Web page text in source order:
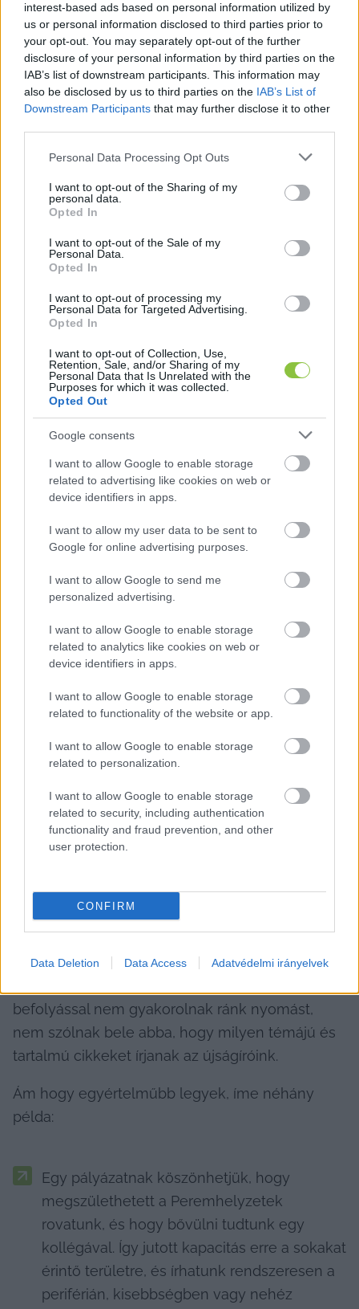
interest-based ads based on personal information utilized by
us or personal information disclosed to third parties prior to
your opt-out. You may separately opt-out of the further
disclosure of your personal information by third parties on the
IAB’s list of downstream participants. This information may
also be disclosed by us to third parties on the IAB’s List of
Downstream Participants that may further disclose it to other
Please note that this website/app uses one or more Google
not limited to your visit or usage behaviour. You may click to
grant or deny consent to Google and its third-party tags to
use your data for below specified purposes in below Google
consent section.
Personal Data Processing Opt Outs
I want to opt-out of the Sharing of my
personal data.
Opted In
I want to opt-out of the Sale of my
Personal Data.
Opted In
I want to opt-out of processing my
Personal Data for Targeted Advertising.
Opted In
I want to opt-out of Collection, Use,
Retention, Sale, and/or Sharing of my
Personal Data that Is Unrelated with the
Purposes for which it was collected.
Opted Out
Google consents
I want to allow Google to enable storage
related to advertising like cookies on web or
device identifiers in apps.
I want to allow my user data to be sent to
Google for online advertising purposes.
I want to allow Google to send me
personalized advertising.
I want to allow Google to enable storage
related to analytics like cookies on web or
device identifiers in apps.
I want to allow Google to enable storage
related to functionality of the website or app.
I want to allow Google to enable storage
related to personalization.
I want to allow Google to enable storage
related to security, including authentication
functionality and fraud prevention, and other
user protection.
CONFIRM
Data Deletion Data Access Adatvédelmi irányelvek
kockázat.
Emiatt a piaci bevételünk, a jelenlegi
formájában, közel sem fedezné a működésünk
költségeit! Maradnak tehát a pályázatok,
szívesen koordinálnám a guruló forintokat is,
csakhogy amióta a KecsUP életének részese
vagyok, még nem volt erre alkalmam. Mert
érdekes módon valahogy ránk vagy nem
vonatkoznak a magyar pályázatok, vagy már az
lepattanunk. Tudjuk, kipróbáltuk többször is, és
nem működött.
Mára a guruló dollárok is döcögnek
A Donald Trump előtti időszakban az Európai
Uniós pályázatok mellett volt lehetőségünk
amerikai pályázatokon is indulni. És itt jönnek a
számomra eleinte meglepő, majd felháborító,
később pedig sajnos megszokottá váló
vádaskodások. (Megjegyzem, sokkal érettebb
gondolkodást mutatna, ha ezek helyett
kérdéseket kapnánk, melyekre szívesen
válaszolnánk is, de ezek híján maradnak a
tudatlanságból fakadó „beszólások”, vagy a
durvább ilyen-olyan „bérencezések”.)
Hiszem, hogy vannak olyanok, akikben felmerült
a kétely, hogy valóban hagynak-e minket
függetlenként működni a pályázati donorok, és
pályázatainkat kizárólag a saját fejlesztési
céljaink érdekében írjuk meg, és csak olyan
a saját alapelveinknek, az etikus és független
befolyással nem gyakorolnak ránk nyomást,
nem szólnak bele abba, hogy milyen témájú és
tartalmú cikkeket írjanak az újságíróink.
Ám hogy egyértelműbb legyek, íme néhány
példa:
Egy pályázatnak köszönhetjük, hogy
megszülethetett a Peremhelyzetek
rovatunk, és hogy bővülni tudtunk egy
kollégával. Így jutott kapacitás erre a sokakat
érintő területre, és írhatunk rendszeresen a
periférián, kisebbségben vagy nehéz